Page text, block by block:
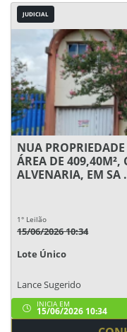
JUDICIAL
NUA
ÁREA DE 409,40M²,
ALVENARIA, EM SA
1° Leilão
15/06/2026 10:34
Lote Único
Lance Sugerido
INICIA EM
15/06/2026 10:34